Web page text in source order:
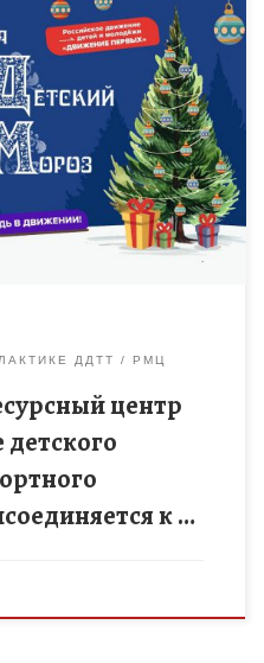
принято взрослым
и волшебство.
акцию
[…]
ДДТТ
РМЦ
центр
к …